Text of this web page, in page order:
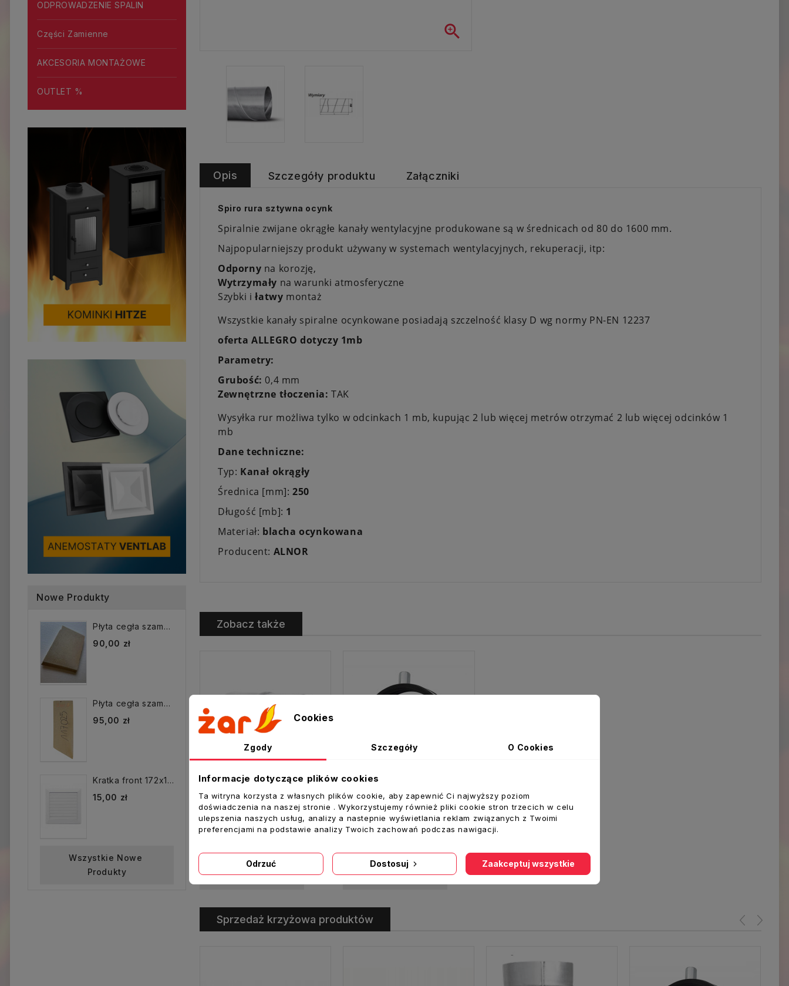
ODPROWADZENIE SPALIN
Części Zamienne
AKCESORIA MONTAŻOWE
OUTLET %
Nowe Produkty
Płyta cegła szamotowa...
90,00 zł
Płyta cegła szamotowa...
95,00 zł
Kratka front 172x172 mm...
15,00 zł
Wszystkie Nowe
Produkty

Opis Szczegóły produktu Załączniki
Spiro rura sztywna ocynk
Spiralnie zwijane okrągłe kanały wentylacyjne produkowane są w średnicach od 80 do 1600 mm.
Najpopularniejszy produkt używany w systemach wentylacyjnych, rekuperacji, itp:
Odporny na korozję,
Wytrzymały na warunki atmosferyczne
Szybki iłatwy montaż
Wszystkie kanały spiralne ocynkowane posiadają szczelność klasy D wg normy PN-EN 12237
oferta ALLEGRO dotyczy 1mb
Parametry:
Grubość: 0,4 mm
Zewnętrzne tłoczenia:TAK
Wysyłka rur możliwa tylko w odcinkach 1 mb, kupując 2 lub więcej metrów otrzymać 2 lub więcej odcinków 1
mb
Dane techniczne:
Typ: Kanał okrągły
Średnica [mm]: 250
Długość [mb]: 1
Materiał: blacha ocynkowana
Producent: ALNOR
Zobacz także
Cena
9,00 zł
Dodaj Do Koszyka
Cena
7,00 zł
Dodaj Do Koszyka
Sprzedaż krzyżowa produktów
Cookies
Zgody Szczegóły O Cookies
Informacje dotyczące plików cookies
Ta witryna korzysta z własnych plików cookie, aby zapewnić Ci najwyższy poziom
doświadczenia na naszej stronie . Wykorzystujemy również pliki cookie stron trzecich w celu
ulepszenia naszych usług, analizy a nastepnie wyświetlania reklam związanych z Twoimi
preferencjami na podstawie analizy Twoich zachowań podczas nawigacji.
Odrzuć Dostosuj Zaakceptuj wszystkie